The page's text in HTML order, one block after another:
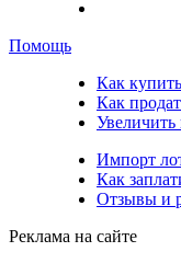
Помощь
Как купить
Как
Импорт
Как
Отзывы и
Реклама на сайте